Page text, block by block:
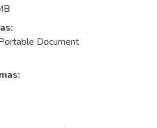
Document